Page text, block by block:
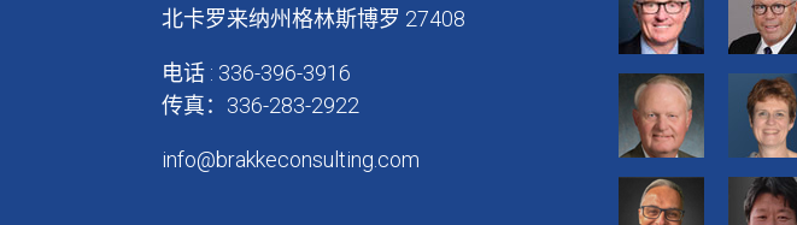
北卡罗来纳州格林斯博罗 27408
电话 : 336-396-3916
传真：336-283-2922
info@brakkeconsulting.com